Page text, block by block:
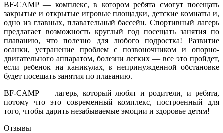
BF-CAMP — комплекс, в котором ребята смогут посещать
закрытые и открытые игровые площадки, детские комнаты и,
одно из главных, плавательный бассейн. Спортивный лагерь
предлагает возможность круглый год посещать занятия по
плаванию, что полезно для любого подростка! Развитие
осанки, устранение проблем с позвоночником и опорно-
двигательного аппаратом, болезни легких — все это пройдет,
если ребенок на каникулах, в непринужденной обстановке
будет посещать занятия по плаванию.
BF-CAMP — лагерь, который любят и родители, и ребята,
потому что это современный комплекс, построенный для
того, чтобы дарить незабываемые эмоции и здоровье детям!
Отзывы